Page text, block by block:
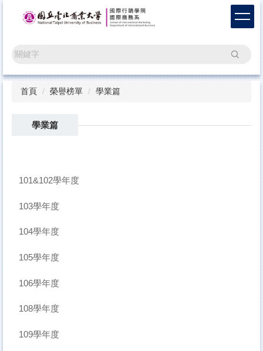
區
搜尋
首頁 榮譽榜單 學業篇
學業篇
101&102學年度
103學年度
104學年度
105學年度
106學年度
108學年度
109學年度